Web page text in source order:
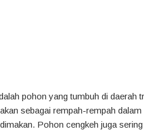
pohon yang tumbuh di daerah
sebagai rempah-rempah dalam
Pohon cengkeh juga